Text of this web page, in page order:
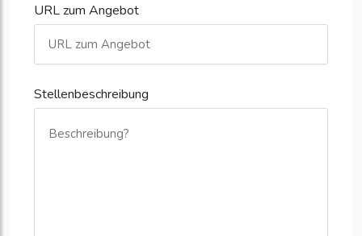
URL zum Angebot
Stellenbeschreibung